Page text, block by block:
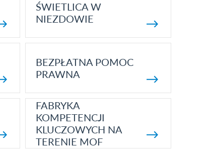
ŚWIETLICA W
NIEZDOWIE
BEZPŁATNA POMOC
PRAWNA
FABRYKA
KOMPETENCJI
KLUCZOWYCH NA
TERENIE MOF